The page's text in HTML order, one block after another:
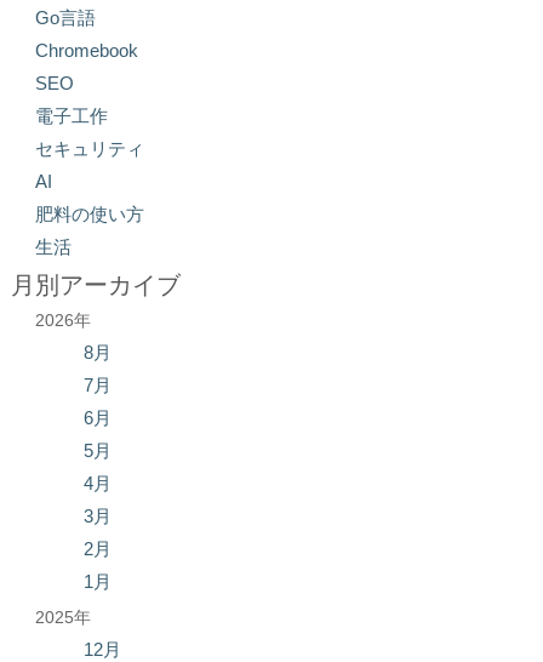
Go言語
Chromebook
SEO
電子工作
セキュリティ
AI
肥料の使い方
生活
月別アーカイブ
2026年
8月
7月
6月
5月
4月
3月
2月
1月
2025年
12月